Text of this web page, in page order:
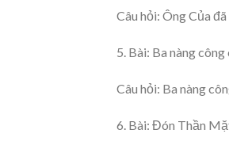
Câu hỏi: Ông Của
5. Bài: Ba nàng
Câu hỏi: Ba nàng
6. Bài: Đón Thần